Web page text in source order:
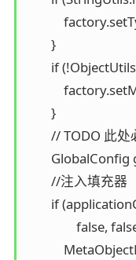
        }
if
        }
// TODO 此
        //注入填充器
if
false,